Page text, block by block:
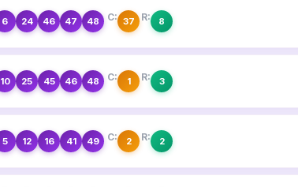
6 24 46 47 48 C: 37 R: 8
10 25 45 46 48 C: 1 R: 3
5 12 16 41 49 C: 2 R: 2